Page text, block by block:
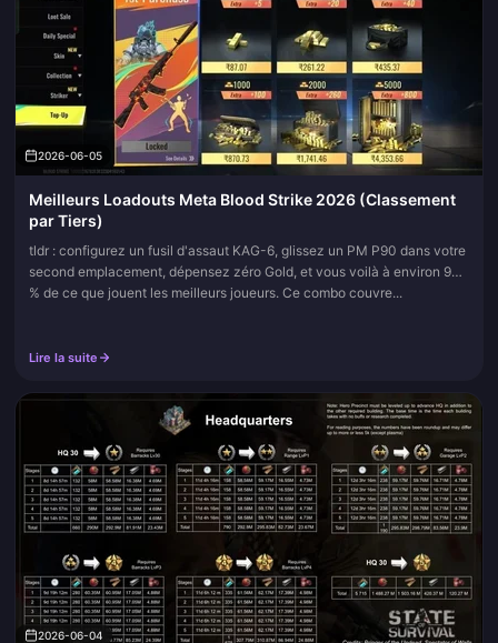
2026-06-05
Meilleurs Loadouts Meta Blood Strike 2026 (Classement
par Tiers)
tldr : configurez un fusil d'assaut KAG-6, glissez un PM P90 dans votre
second emplacement, dépensez zéro Gold, et vous voilà à environ 90
% de ce que jouent les meilleurs joueurs. Ce combo couvre...
Lire la suite
2026-06-04